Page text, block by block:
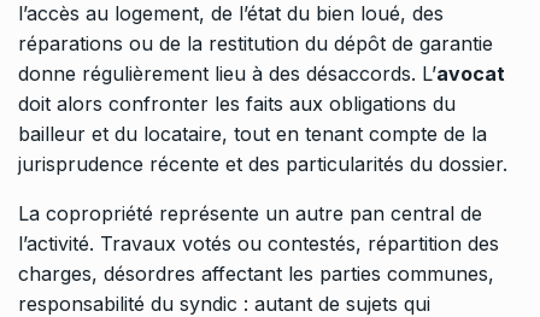
l’accès au logement, de l’état du bien loué, des
réparations ou de la restitution du dépôt de garantie
donne régulièrement lieu à des désaccords. L’avocat
doit alors confronter les faits aux obligations du
bailleur et du locataire, tout en tenant compte de la
jurisprudence récente et des particularités du dossier.
La copropriété représente un autre pan central de
l’activité. Travaux votés ou contestés, répartition des
charges, désordres affectant les parties communes,
responsabilité du syndic : autant de sujets qui